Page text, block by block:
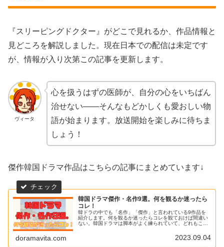
『スリーピングドクター』がどこで見れるか、作品情報と
見どころを解説しました。現在日本での配信は未定です
が、情報が入り次第この記事を更新します。
ヴィータ
心を扱うはずの医師が、自分の心をいちばん
治せない——そんなもどかしくも愛おしい物
語が始まります。放送開始を楽しみに待ちま
しょう！
傑作韓国ドラマ作品はこちらの記事にまとめています↓
韓国ドラマ傑作・名作9選。何を観るか迷ったら
コレ！
韓ドラの中でも「名作」「傑作」と言われている9作品を
紹介します。何を観るか迷ったらコレを観ておけば間違い
ない。韓国ドラマは脚本がよく練られていて、どれもこれ
doramavita.com 2023.09.04